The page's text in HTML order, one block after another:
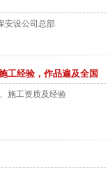
安设公司总部
工经验，作品遍及全国
施工资质及经验